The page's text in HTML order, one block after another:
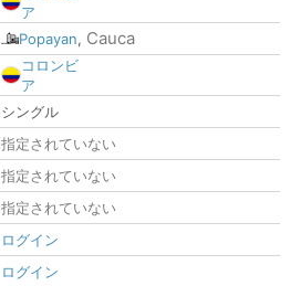
ア
Popayan, Cauca
コロンビ
ア
シングル
指定されていない
指定されていない
指定されていない
ログイン
ログイン